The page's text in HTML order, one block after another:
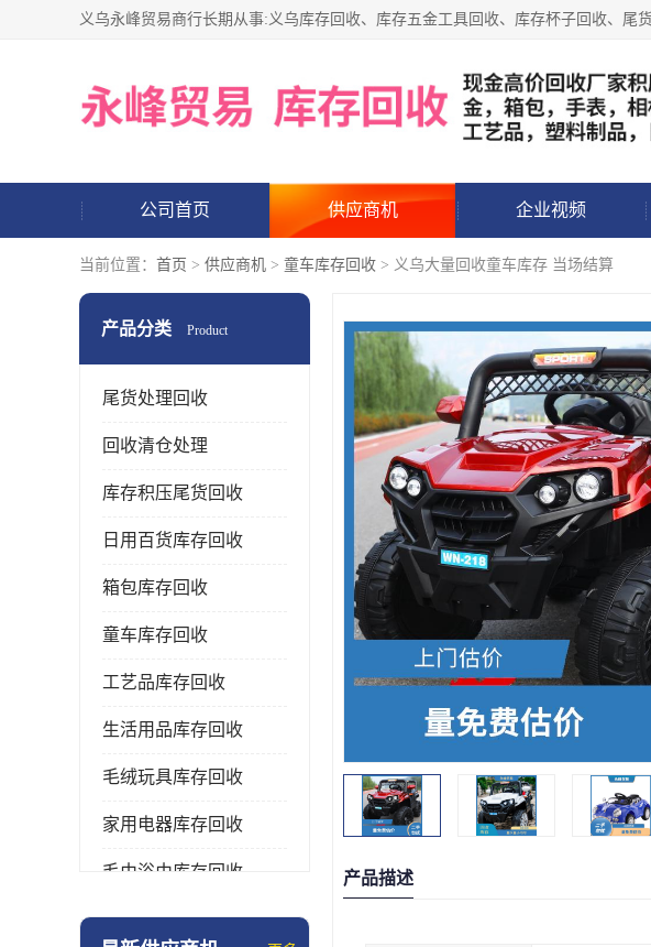
公司首页 供应商机 企业视频
当前位置： 首页 > 供应商机 > 童车库存回收 > 义乌大量回收童车库存 当场结算
产品分类 Product
尾货处理回收
回收清仓处理
库存积压尾货回收
日用百货库存回收
箱包库存回收
童车库存回收
工艺品库存回收
生活用品库存回收
毛绒玩具库存回收
家用电器库存回收
毛巾浴巾库存回收
水杯保温杯库存回收
产品描述